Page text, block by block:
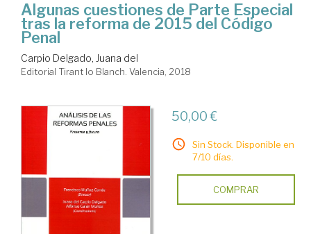
Algunas cuestiones de Parte Especial
tras la reforma de 2015 del Código
Penal
Carpio Delgado, Juana del
Editorial Tirant lo Blanch. Valencia, 2018
50,00 €
Sin Stock. Disponible en
7/10 días.
COMPRAR